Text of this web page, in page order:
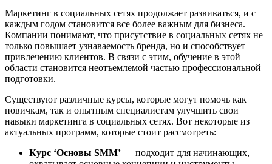
Маркетинг в социальных сетях продолжает развиваться, и с
каждым годом становится все более важным для бизнеса.
Компании понимают, что присутствие в социальных сетях не
только повышает узнаваемость бренда, но и способствует
привлечению клиентов. В связи с этим, обучение в этой
области становится неотъемлемой частью профессиональной
подготовки.
Существуют различные курсы, которые могут помочь как
новичкам, так и опытным специалистам улучшить свои
навыки маркетинга в социальных сетях. Вот некоторые из
актуальных программ, которые стоит рассмотреть:
Курс ‘Основы SMM’ — подходит для начинающих,